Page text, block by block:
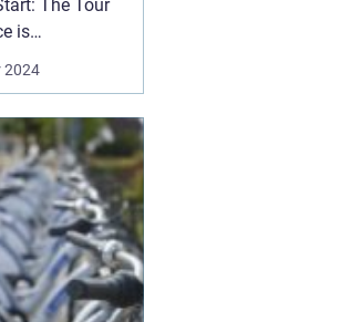
The Tour
is
one of the
and
Each year,
cyclists
the globe
this epic
their
2024